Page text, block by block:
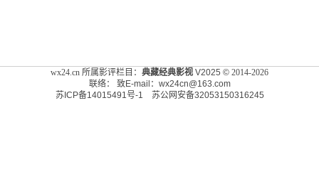
wx24.cn 所属影评栏目： 典藏经典影视 V2025 © 2014-2026
联络：
致E-mail：wx24cn@163.com
苏ICP备14015491号-1 苏公网安备32053150316245